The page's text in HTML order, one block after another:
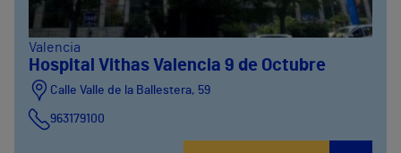
Valencia
Hospital Vithas Valencia 9 de Octubre
Calle Valle de la Ballestera, 59
963179100